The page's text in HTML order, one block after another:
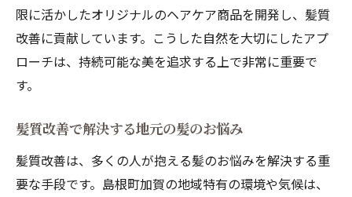
地域の植物を使った独自のヘアケア
最新技術で変わる髪質改善の未来
デジタル技術を活用した髪質診断
髪質改善の未来を切り開く新しい可能性
先進技術がもたらす髪の健康と美しさ
限に活かしたオリジナルのヘアケア商品を開発し、髪質
改善に貢献しています。こうした自然を大切にしたアプ
ローチは、持続可能な美を追求する上で非常に重要で
す。
髪質改善で解決する地元の髪のお悩み
髪質改善は、多くの人が抱える髪のお悩みを解決する重
要な手段です。島根町加賀の地域特有の環境や気候は、